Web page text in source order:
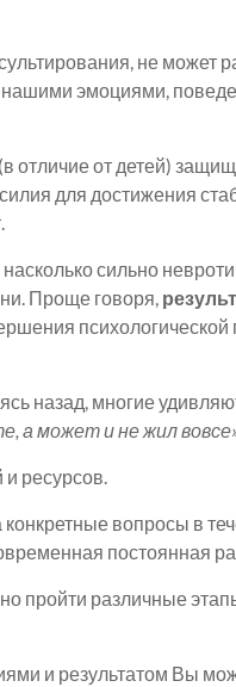
не может
нашими эмоциями,
отличие от детей)
для достижения
насколько сильно
Проще говоря,
психологической
назад, многие
а может и не жил
и ресурсов.
вопросы в
постоянная
пройти различные
и результатом Вы